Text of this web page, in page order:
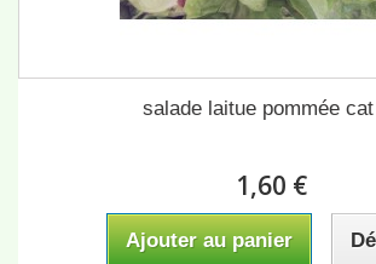
salade laitue pommée
1,60 €
Ajouter au panier